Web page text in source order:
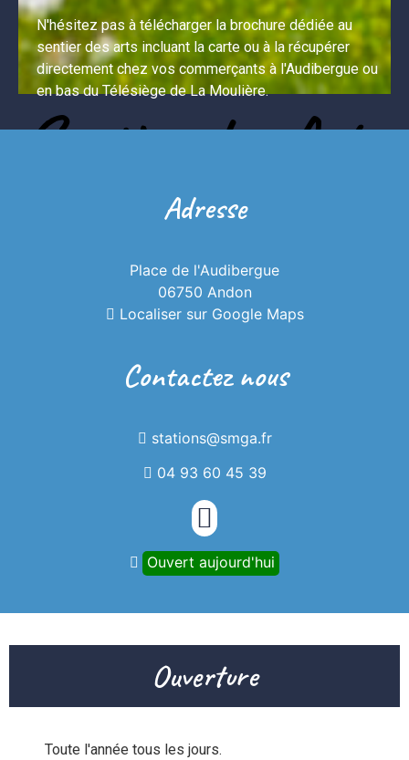
Sentier des Arts
Une balade originale en pleine nature,
découvrir en famille, entre forêt et
sommets. Au total 5 œuvres sont réparties
sur un itinéraire de 4km.
N'hésitez pas à télécharger la brochure dédiée au
sentier des arts incluant la carte ou à la récupérer
directement chez vos commerçants à l'Audibergue ou
en bas du Télésiège de La Moulière.
Adresse
Place de l'Audibergue
06750 Andon
Localiser sur Google Maps
Contactez nous
stations@smga.fr
04 93 60 45 39
Ouvert aujourd'hui
Ouverture
Toute l'année tous les jours.